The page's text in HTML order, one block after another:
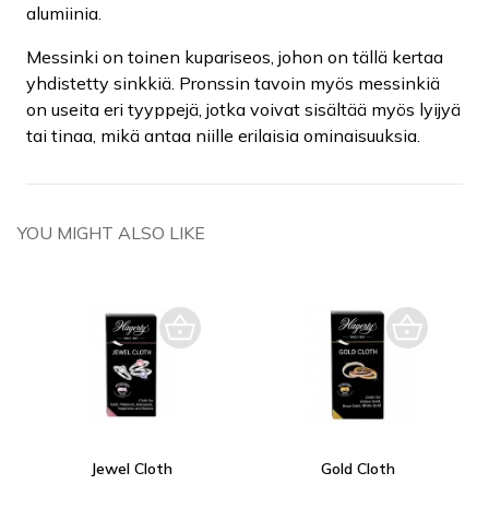
alumiinia.
Messinki on toinen kupariseos, johon on tällä kertaa
yhdistetty sinkkiä. Pronssin tavoin myös messinkiä
on useita eri tyyppejä, jotka voivat sisältää myös lyijyä
tai tinaa, mikä antaa niille erilaisia ominaisuuksia.
YOU MIGHT ALSO LIKE
Jewel Cloth Gold Cloth